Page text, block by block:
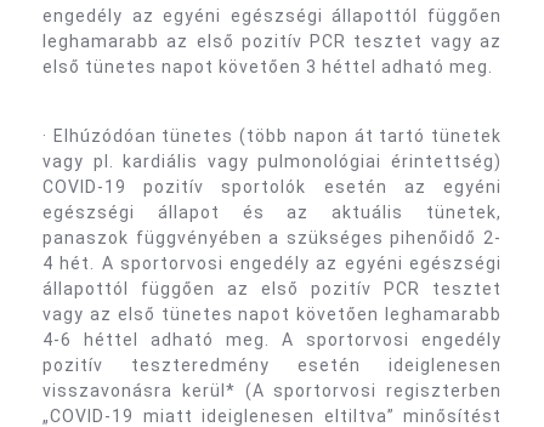
engedély az egyéni egészségi állapottól függően
leghamarabb az első pozitív PCR tesztet vagy az
első tünetes napot követően 3 héttel adható meg.
· Elhúzódóan tünetes (több napon át tartó tünetek
vagy pl. kardiális vagy pulmonológiai érintettség)
COVID-19 pozitív sportolók esetén az egyéni
egészségi állapot és az aktuális tünetek,
panaszok függvényében a szükséges pihenőidő 2-
4 hét. A sportorvosi engedély az egyéni egészségi
állapottól függően az első pozitív PCR tesztet
vagy az első tünetes napot követően leghamarabb
4-6 héttel adható meg. A sportorvosi engedély
pozitív teszteredmény esetén ideiglenesen
visszavonásra kerül* (A sportorvosi regiszterben
„COVID-19 miatt ideiglenesen eltiltva” minősítést